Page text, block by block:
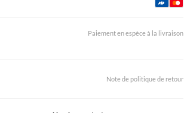
Paiement en espèce à la livraison
Note de politique de retour